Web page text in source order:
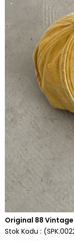
Original 88
Stok Kodu